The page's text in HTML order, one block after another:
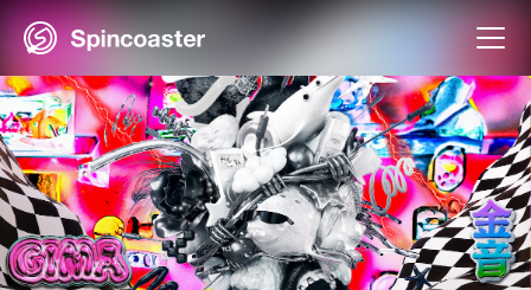
Skip